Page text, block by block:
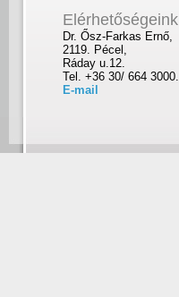
Elérhetőségeink
Dr. Ősz-Farkas Ernő,
2119. Pécel,
Ráday u.12.
Tel. +36 30/ 664 3000.
E-mail